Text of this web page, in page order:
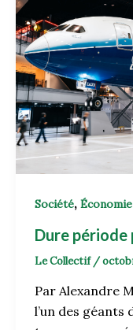
Société, Économie
Dure période
Le Collectif /
Par Alexandre
l’un des géants